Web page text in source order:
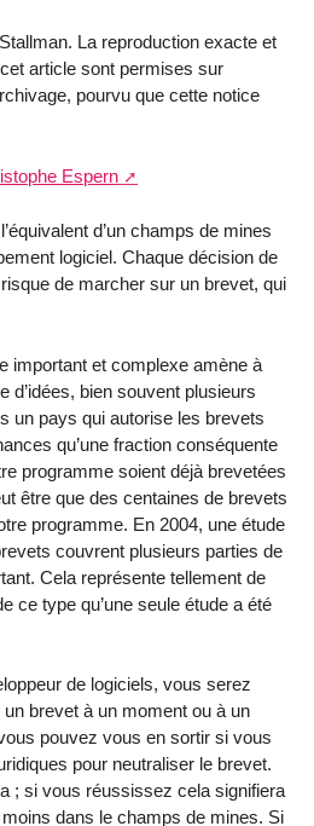
La reproduction exacte et
article sont permises sur
pourvu que cette notice
Espern
d’un champs de mines
logiciel. Chaque décision de
de marcher sur un brevet, qui
important et complexe amène à
d’idées, bien souvent plusieurs
un pays qui autorise les brevets
qu’une fraction conséquente
programme soient déjà brevetées
être que des centaines de brevets
programme. En 2004, une étude
couvrent plusieurs parties de
Cela représente tellement de
ce type qu’une seule étude a été
de logiciels, vous serez
brevet à un moment ou à un
pouvez vous en sortir si vous
pour neutraliser le brevet.
; si vous réussissez cela signifiera
moins dans le champs de mines. Si